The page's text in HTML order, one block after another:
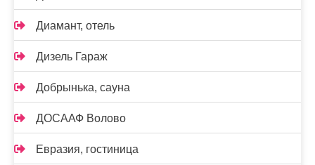
Диамант, отель
Дизель Гараж
Добрынька, сауна
ДОСААФ Волово
Евразия, гостиница